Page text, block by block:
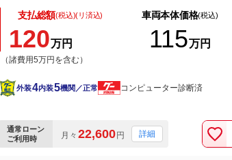
支払総額(税込)(リ済込)
120万円
（諸費用5万円を含む）
車両本体価格(税込)
115万円
外装4内装5機関／正常 コンピューター診断済
通常ローン
ご利用時
月々 22,600円 詳細